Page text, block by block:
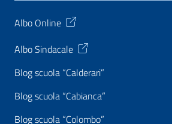
Albo Online
Albo Sindacale
Blog scuola “Calderari”
Blog scuola “Cabianca”
Blog scuola “Colombo”